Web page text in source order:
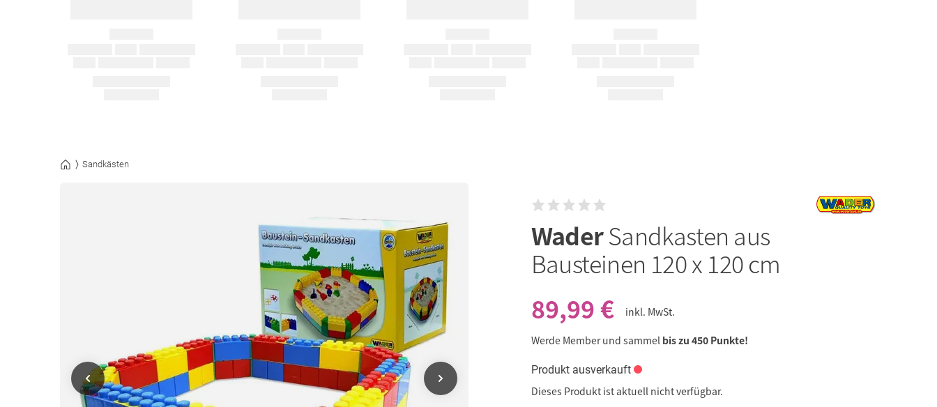
Sandkästen
WaderSandkasten aus
Bausteinen 120 x 120 cm
89,99 €
inkl. MwSt.
Werde Member und sammel bis zu 450 Punkte!
Produkt ausverkauft
Dieses Produkt ist aktuell nicht verfügbar.